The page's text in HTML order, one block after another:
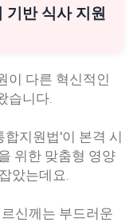
기반 식사 지원
이 다른 혁신적인
습니다.
합지원법'이 본격 시
위한 맞춤형 영양
았는데요.
신께는 부드러운